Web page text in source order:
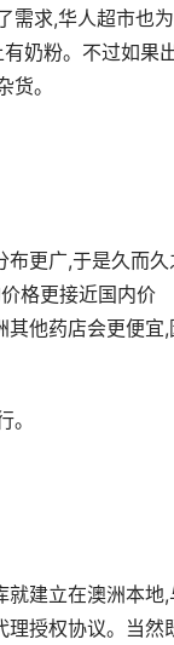
需求,华人超市也
奶粉。不过如果
。
布更广,于是久而久
格更接近国内价
他药店会更便宜,
就建立在澳洲本地,
理授权协议。当然